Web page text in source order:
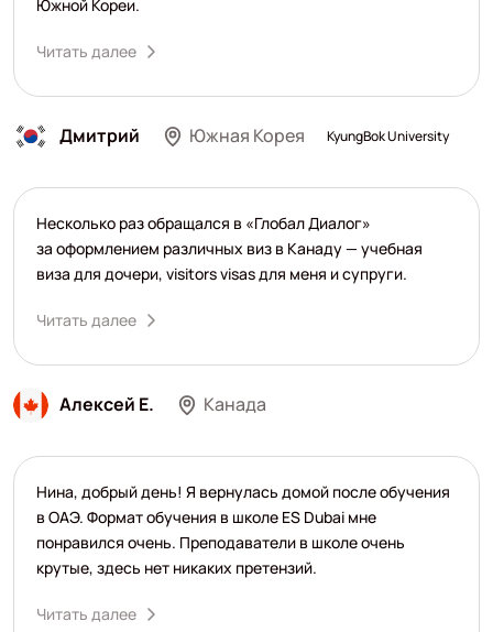
Дмитрий Южная Корея KyungBok University
Южной Кореи.
Читать далее
Алексей Е. Канада
Несколько раз обращался в «Глобал Диалог»
за оформлением различных виз в Канаду — учебная
виза для дочери, visitоrs visas для меня и супруги.
Читать далее
Нина, добрый день! Я вернулась домой после обучения
в ОАЭ. Формат обучения в школе ES Dubai мне
понравился очень. Преподаватели в школе очень
крутые, здесь нет никаких претензий.
Читать далее